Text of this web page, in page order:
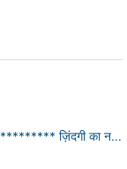
ज़िंदगी का न...